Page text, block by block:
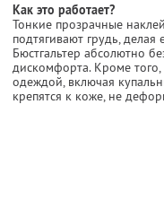
Как это работает?
Тонкие прозрачные
подтягивают грудь,
Бюстгальтер абсолютно
дискомфорта. Кроме
одеждой, включая
крепятся к коже, не